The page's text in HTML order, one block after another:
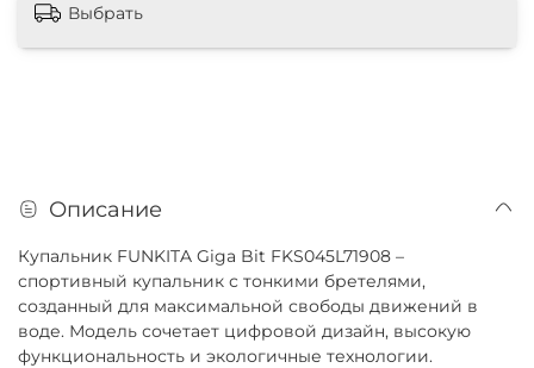
Выбрать
Описание
Купальник FUNKITA Giga Bit FKS045L71908 –
спортивный купальник с тонкими бретелями,
созданный для максимальной свободы движений в
воде. Модель сочетает цифровой дизайн, высокую
функциональность и экологичные технологии.